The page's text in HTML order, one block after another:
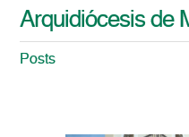
Arquidiócesis de
Posts